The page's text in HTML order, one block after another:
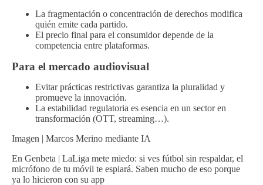
La fragmentación o concentración de derechos modifica
quién emite cada partido.
El precio final para el consumidor depende de la
competencia entre plataformas.
Para el mercado audiovisual
Evitar prácticas restrictivas garantiza la pluralidad y
promueve la innovación.
La estabilidad regulatoria es esencia en un sector en
transformación (OTT, streaming…).
Imagen | Marcos Merino mediante IA
En Genbeta | LaLiga mete miedo: si ves fútbol sin respaldar, el
micrófono de tu móvil te espiará. Saben mucho de eso porque
ya lo hicieron con su app